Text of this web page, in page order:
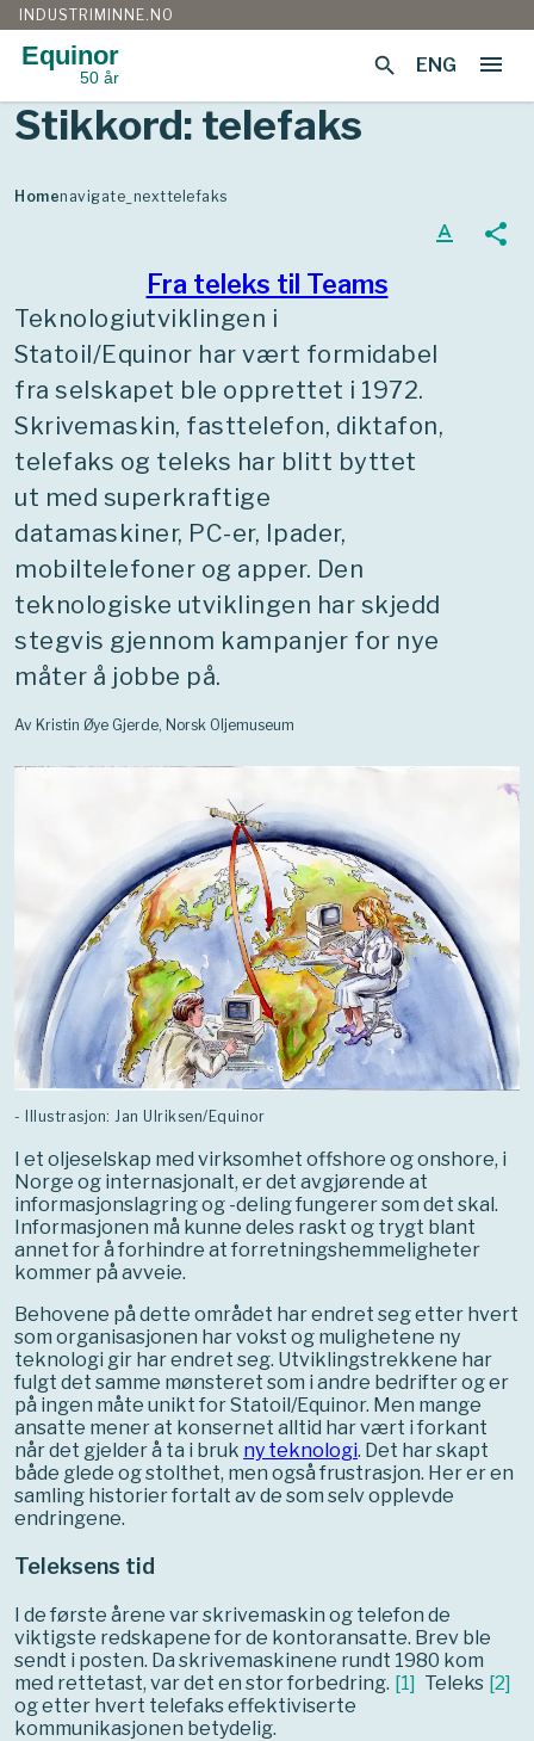
Gå
til
menu
INDUSTRIMINNE.NO
Equinor
50 år search ENG
Stikkord: telefaks
Homenavigate_nexttelefaks
Fra teleks til Teams
text_format share
Teknologiutviklingen i
Statoil/Equinor har vært formidabel
fra selskapet ble opprettet i 1972.
Skrivemaskin, fasttelefon, diktafon,
telefaks og teleks har blitt byttet
ut med superkraftige
datamaskiner, PC-er, Ipader,
mobiltelefoner og apper. Den
teknologiske utviklingen har skjedd
stegvis gjennom kampanjer for nye
måter å jobbe på.
Av Kristin Øye Gjerde, Norsk Oljemuseum
- Illustrasjon: Jan Ulriksen/Equinor
I et oljeselskap med virksomhet offshore og onshore, i
Norge og internasjonalt, er det avgjørende at
informasjonslagring og -deling fungerer som det skal.
Informasjonen må kunne deles raskt og trygt blant
annet for å forhindre at forretningshemmeligheter
kommer på avveie.
Behovene på dette området har endret seg etter hvert
som organisasjonen har vokst og mulighetene ny
teknologi gir har endret seg. Utviklingstrekkene har
fulgt det samme mønsteret som i andre bedrifter og er
på ingen måte unikt for Statoil/Equinor. Men mange
ansatte mener at konsernet alltid har vært i forkant
når det gjelder å ta i bruk ny teknologi. Det har skapt
både glede og stolthet, men også frustrasjon. Her er en
samling historier fortalt av de som selv opplevde
endringene.
Teleksens tid
I de første årene var skrivemaskin og telefon de
viktigste redskapene for de kontoransatte. Brev ble
sendt i posten. Da skrivemaskinene rundt 1980 kom
med rettetast, var det en stor forbedring. [1] Teleks [2]
og etter hvert telefaks effektiviserte
kommunikasjonen betydelig.